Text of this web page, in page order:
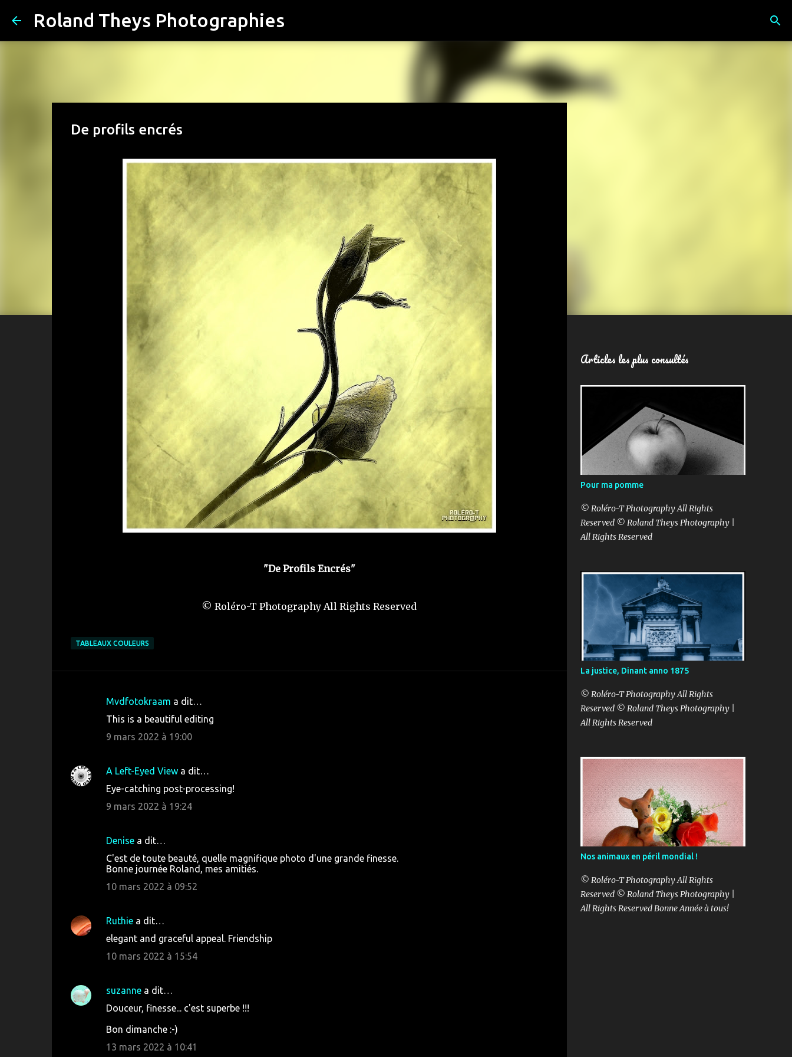
Roland Theys Photographies
De profils encrés
"De Profils Encrés"
© Roléro-T Photography All Rights Reserved
TABLEAUX COULEURS
e
Mvdfotokraam a dit…
This is a beautiful editing
9 mars 2022 à 19:00
A Left-Eyed Viewa dit…
Eye-catching post-processing!
9 mars 2022 à 19:24
Denisea dit…
C'est de toute beauté, quelle magnifique photo d'une grande finesse.
Bonne journée Roland, mes amitiés.
10 mars 2022 à 09:52
Ruthiea dit…
elegant and graceful appeal. Friendship
10 mars 2022 à 15:54
suzannea dit…
Douceur, finesse... c'est superbe !!!
Bon dimanche :-)
13 mars 2022 à 10:41
Articles les plus consultés
Pour ma pomme
© Roléro-T Photography All Rights
Reserved © Roland Theys Photography |
All Rights Reserved
La justice, Dinant anno 1875
© Roléro-T Photography All Rights
Reserved © Roland Theys Photography |
All Rights Reserved
Nos animaux en péril mondial !
© Roléro-T Photography All Rights
Reserved © Roland Theys Photography |
All Rights Reserved Bonne Année à tous!